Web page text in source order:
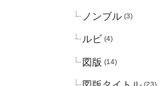
ノンブル (3)
ルビ (4)
図版 (14)
(23)